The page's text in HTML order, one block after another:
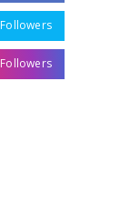
Followers
Followers